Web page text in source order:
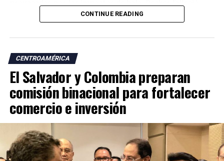
poco después, según informaron las autoridades.
Hasta el momento, no se ha establecido oficialmente el
posibles responsables. El hecho ha generado
preocupación entre comerciantes y empresarios de la
zona, de acuerdo con la prensa hondureña.
Becker Menardi era propietario de un autolote y estaba
publicada por el medio hondureño Proceso Digital. En
sus redes sociales también compartía aspectos de su
vida familiar y se conocía que era padre de dos niñas.
CONTINUE READING
CENTROAMÉRICA
El Salvador y Colombia preparan
comisión binacional para fortalecer
comercio e inversión